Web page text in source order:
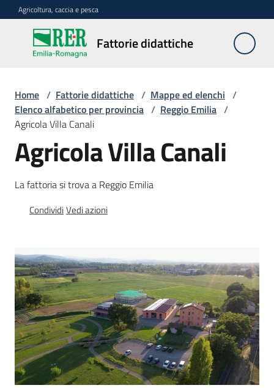
Vai al contenuto
Vai alla navigazione
Vai al footer
Agricoltura, caccia e pesca
Fattorie didattiche
Fattorie
didattiche
Trova
sulla
Menu selezionato
Requisiti
necessari
Corsi
Agricoltura
in
cifre
Home / Fattorie didattiche / Mappe ed elenchi /
Elenco alfabetico per provincia / Reggio Emilia /
Agricola Villa Canali
Agricola Villa Canali
La fattoria si trova a Reggio Emilia
CondividiVedi azioni